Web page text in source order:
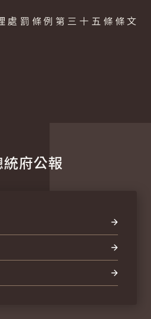
處罰條例第三十五條條文
府公報